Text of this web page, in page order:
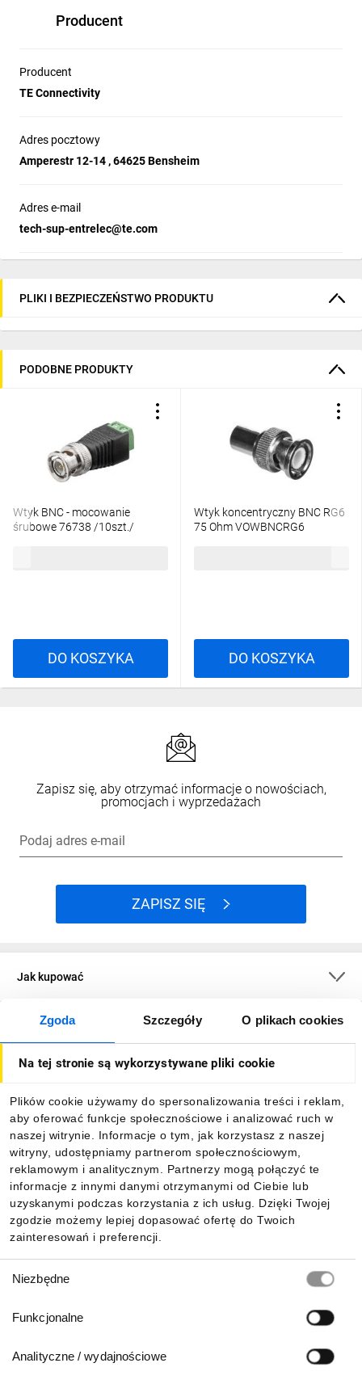
Zgoda Szczegóły O plikach cookies
Na tej stronie są wykorzystywane pliki cookie
Plików cookie używamy do spersonalizowania treści i reklam,
aby oferować funkcje społecznościowe i analizować ruch w
naszej witrynie. Informacje o tym, jak korzystasz z naszej
witryny, udostępniamy partnerom społecznościowym,
reklamowym i analitycznym. Partnerzy mogą połączyć te
informacje z innymi danymi otrzymanymi od Ciebie lub
uzyskanymi podczas korzystania z ich usług. Dzięki Twojej
zgodzie możemy lepiej dopasować ofertę do Twoich
zainteresowań i preferencji.
zgody
Niezbędne
Funkcjonalne
Analityczne / wydajnościowe
Producent
Producent
TE Connectivity
Adres pocztowy
Amperestr 12-14 , 64625 Bensheim
Adres e-mail
tech-sup-entrelec@te.com
PLIKI I BEZPIECZEŃSTWO PRODUKTU
PODOBNE PRODUKTY
Wtyk BNC - mocowanie
śrubowe 76738 /10szt./
DO KOSZYKA
Wtyk koncentryczny BNC RG6
75 Ohm VOWBNCRG6
DO KOSZYKA
Zapisz się, aby otrzymać informacje o nowościach,
promocjach i wyprzedażach
Podaj adres e-mail
ZAPISZ SIĘ
Jak kupować
O firmie
Informacje
Pobierz naszą aplikację mobilną: